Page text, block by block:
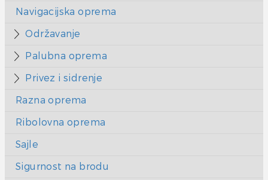
Navigacijska oprema
Održavanje
Palubna oprema
Privez i sidrenje
Razna oprema
Ribolovna oprema
Sajle
Sigurnost na brodu